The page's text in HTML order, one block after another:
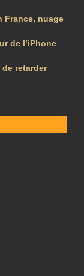
France, nuage
de l’iPhone
retarder